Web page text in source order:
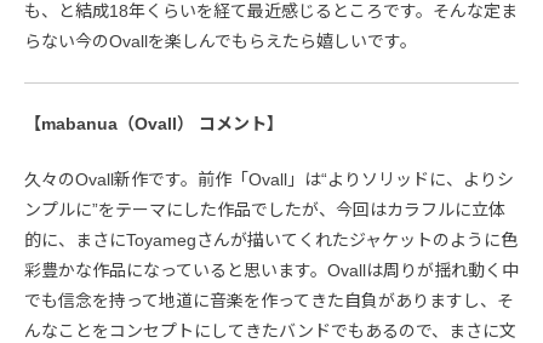
も、と結成18年くらいを経て最近感じるところです。そんな定ま
らない今のOvallを楽しんでもらえたら嬉しいです。
【mabanua（Ovall） コメント】
久々のOvall新作です。前作「Ovall」は“よりソリッドに、よりシ
ンプルに”をテーマにした作品でしたが、今回はカラフルに立体
的に、まさにToyamegさんが描いてくれたジャケットのように色
彩豊かな作品になっていると思います。Ovallは周りが揺れ動く中
でも信念を持って地道に音楽を作ってきた自負がありますし、そ
んなことをコンセプトにしてきたバンドでもあるので、まさに文